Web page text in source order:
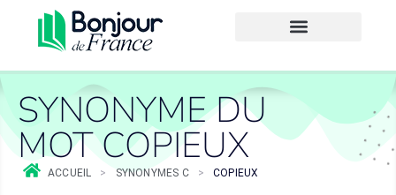
SYNONYME DU
MOT COPIEUX
ACCUEIL > SYNONYMES C > COPIEUX